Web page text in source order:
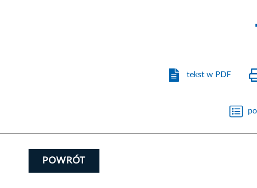
tekst w PDF
POWRÓT